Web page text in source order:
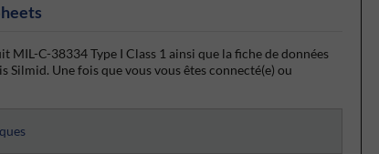
C-38334 Type I Class 1 ainsi que la fiche de données
Silmid. Une fois que vous vous êtes connecté(e) ou